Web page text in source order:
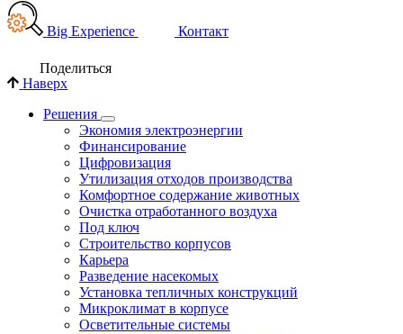
Big Experience Контакт
Поделиться
Наверх
Решения
Экономия электроэнергии
Финансирование
Цифровизация
Утилизация отходов производства
Комфортное содержание животных
Очистка отработанного воздуха
Под ключ
Строительство корпусов
Карьера
Разведение насекомых
Установка тепличных конструкций
Микроклимат в корпусе
Осветительные системы